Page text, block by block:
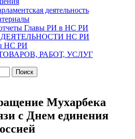
деятельность
Главы РИ в НС РИ
НС РИ
НС РИ
РАБОТ, УСЛУГ
Мухарбека
с Днем единения